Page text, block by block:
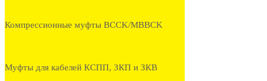
Компрессионные муфты BCCK/MBBCK
Муфты для кабелей КСПП, ЗКП и ЗКВ